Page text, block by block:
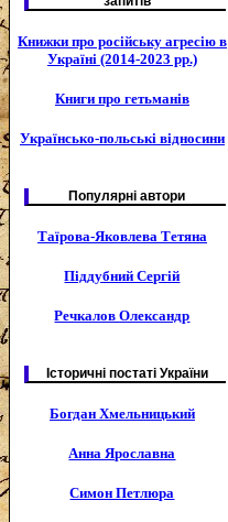
Книжки про російську агресію в
Україні (2014-2023 рр.)
Книги про гетьманів
Українсько-польські відносини
Популярні автори
Таїрова-Яковлева Тетяна
Піддубний Сергій
Речкалов Олександр
Історичні постаті України
Богдан Хмельницький
Анна Ярославна
Симон Петлюра